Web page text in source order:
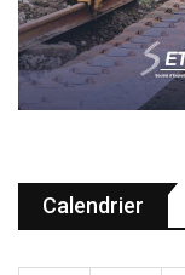
Calendrier